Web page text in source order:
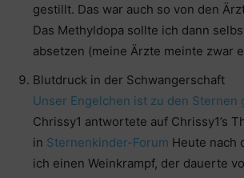
gestillt. Das war auch so von den
Das Methyldopa sollte ich dann
absetzen (meine Ärzte meinte zwar
Blutdruck in der Schwangerschaft
Unser Engelchen ist zu den Sternen
Chrissy1 antwortete auf Chrissy1’s
in Sternenkinder-Forum Heute nach
ich einen Weinkrampf, der dauerte